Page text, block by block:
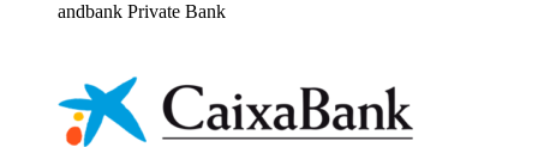
andbank Private Bank